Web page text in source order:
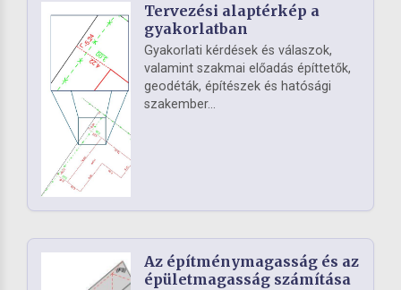
Tervezési alaptérkép a
gyakorlatban
Gyakorlati kérdések és válaszok,
valamint szakmai előadás építtetők,
geodéták, építészek és hatósági
szakember...
Az építménymagasság és az
épületmagasság számítása